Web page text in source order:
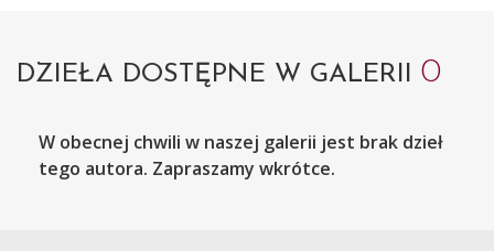
DZIEŁA DOSTĘPNE W GALERII 0
W obecnej chwili w naszej galerii jest brak dzieł
tego autora. Zapraszamy wkrótce.